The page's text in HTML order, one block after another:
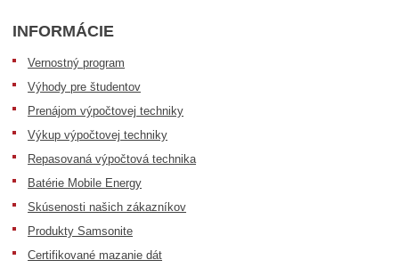
INFORMÁCIE
Vernostný program
Výhody pre študentov
Prenájom výpočtovej techniky
Výkup výpočtovej techniky
Repasovaná výpočtová technika
Batérie Mobile Energy
Skúsenosti našich zákazníkov
Produkty Samsonite
Certifikované mazanie dát